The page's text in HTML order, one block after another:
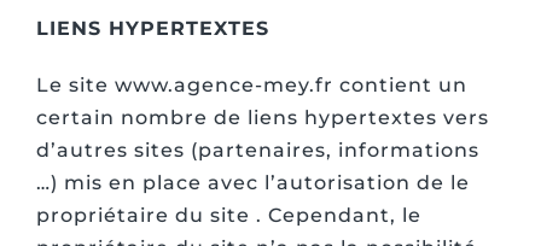
LIENS HYPERTEXTES
Le site www.agence-mey.fr contient un
certain nombre de liens hypertextes vers
d’autres sites (partenaires, informations
…) mis en place avec l’autorisation de le
propriétaire du site . Cependant, le